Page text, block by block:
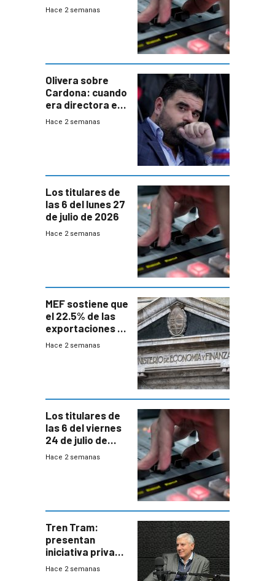
2026
Hace 2 semanas
Olivera sobre
Cardona: cuando
era directora en
UTE “no era muy
Hace 2 semanas
Los titulares de
las 6 del lunes 27
de julio de 2026
Hace 2 semanas
MEF sostiene que
el 22.5% de las
exportaciones a
EE.UU se verán
Hace 2 semanas
Los titulares de
las 6 del viernes
24 de julio de
2026
Hace 2 semanas
Tren Tram:
presentan
iniciativa privada
para una red de
Hace 2 semanas